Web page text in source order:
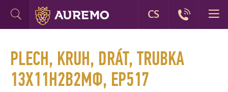
PLECH, KRUH, DRÁT, TRUBKA
13Х11Н2В2МФ, EP517
CS